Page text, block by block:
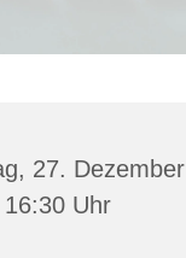
27. Dezember
Uhr